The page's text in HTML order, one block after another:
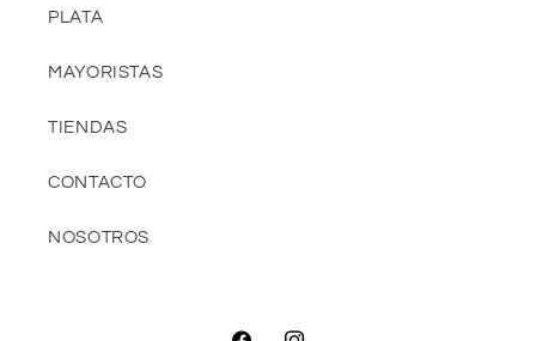
PLATA
MAYORISTAS
TIENDAS
CONTACTO
NOSOTROS